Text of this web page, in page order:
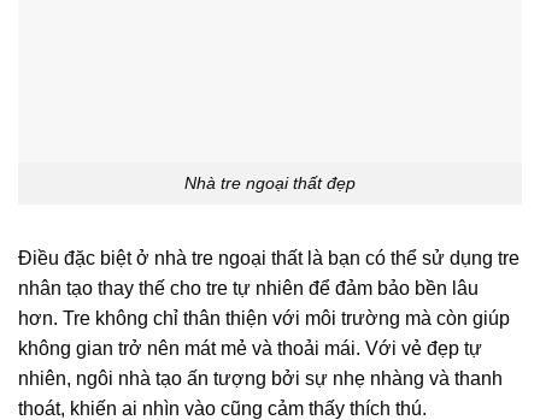
Nhà tre ngoại thất đẹp
Điều đặc biệt ở nhà tre ngoại thất là bạn có thể sử dụng tre
nhân tạo thay thế cho tre tự nhiên để đảm bảo bền lâu
hơn. Tre không chỉ thân thiện với môi trường mà còn giúp
không gian trở nên mát mẻ và thoải mái. Với vẻ đẹp tự
nhiên, ngôi nhà tạo ấn tượng bởi sự nhẹ nhàng và thanh
thoát, khiến ai nhìn vào cũng cảm thấy thích thú.